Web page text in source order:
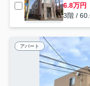
6.8万円
3階 /
アパート